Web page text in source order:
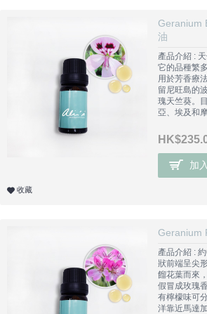
Geranium
油
產品介紹 :
它的品種繁
用於芳香療
留尼旺島的
瑰天竺葵。
亞、埃及和摩
加
收藏
Geranium
產品介紹 :
狀前端呈尖
餾花葉而來
假冒成玫瑰
有檸檬味可
洋靠近馬達